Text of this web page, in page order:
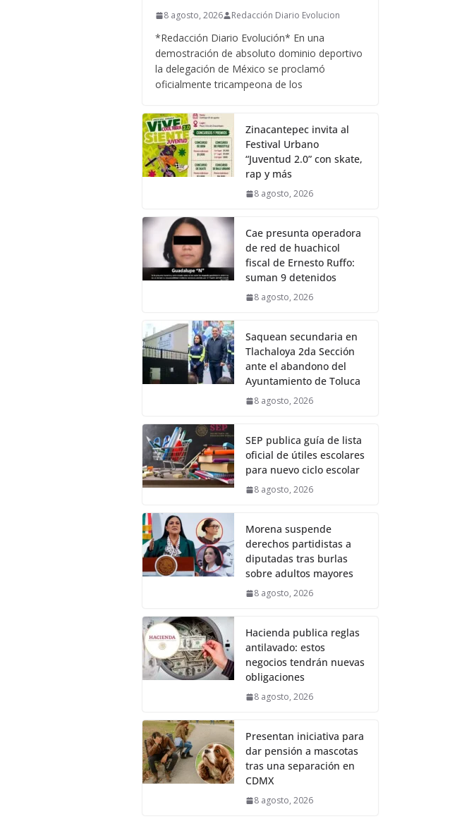
8 agosto, 2026 Redacción Diario Evolucion
*Redacción Diario Evolución* En una
demostración de absoluto dominio deportivo
la delegación de México se proclamó
oficialmente tricampeona de los
Zinacantepec invita al
Festival Urbano
“Juventud 2.0” con skate,
rap y más
8 agosto, 2026
Cae presunta operadora
de red de huachicol
fiscal de Ernesto Ruffo:
suman 9 detenidos
8 agosto, 2026
Saquean secundaria en
Tlachaloya 2da Sección
ante el abandono del
Ayuntamiento de Toluca
8 agosto, 2026
SEP publica guía de lista
oficial de útiles escolares
para nuevo ciclo escolar
8 agosto, 2026
Morena suspende
derechos partidistas a
diputadas tras burlas
sobre adultos mayores
8 agosto, 2026
Hacienda publica reglas
antilavado: estos
negocios tendrán nuevas
obligaciones
8 agosto, 2026
Presentan iniciativa para
dar pensión a mascotas
tras una separación en
CDMX
8 agosto, 2026